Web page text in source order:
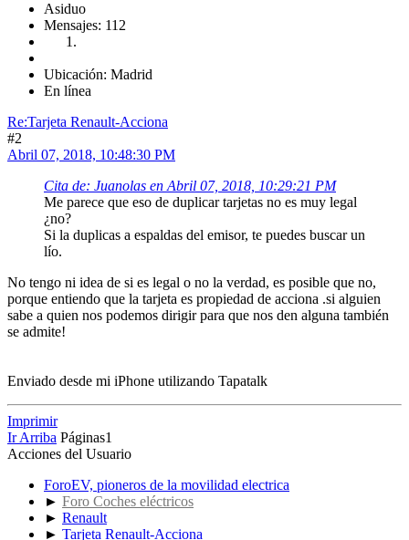
Asiduo
Mensajes: 112
Ubicación: Madrid
En línea
Re:Tarjeta Renault-Acciona
#2
Abril 07, 2018, 10:48:30 PM
Cita de: Juanolas en Abril 07, 2018, 10:29:21 PM
Me parece que eso de duplicar tarjetas no es muy legal
¿no?
Si la duplicas a espaldas del emisor, te puedes buscar un
lío.
No tengo ni idea de si es legal o no la verdad, es posible que no,
porque entiendo que la tarjeta es propiedad de acciona .si alguien
sabe a quien nos podemos dirigir para que nos den alguna también
se admite!
Enviado desde mi iPhone utilizando Tapatalk
Imprimir
Ir Arriba Páginas1
Acciones del Usuario
ForoEV, pioneros de la movilidad electrica
► Foro Coches eléctricos
► Renault
► Tarjeta Renault-Acciona